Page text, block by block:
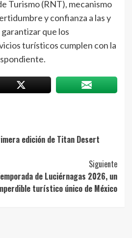
Turismo (RNT), mecanismo
y confianza a las y
que los
turísticos cumplen con la
edición de Titan Desert
Siguiente
de Luciérnagas 2026, un
turístico único de México